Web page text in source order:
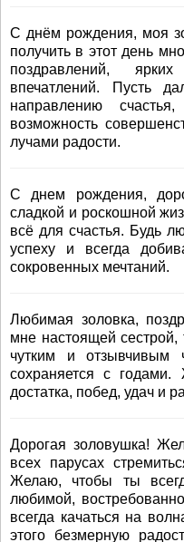
С днём рождения, моя
получить в этот день
поздравлений,
впечатлений. Пусть
направлению
возможность
лучами радости.
С днем рождения,
сладкой и роскошной
всё для счастья. Будь
успеху и всегда
сокровенных мечтаний.
Любимая золовка,
мне настоящей сестрой,
чутким и отзывчивым
сохраняется с годами.
достатка, побед, удач и
Дорогая золовушка!
всех парусах
Желаю, чтобы ты
любимой,
всегда качаться на
этого безмерную